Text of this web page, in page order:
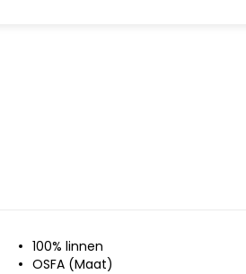
100% linnen
OSFA (Maat)